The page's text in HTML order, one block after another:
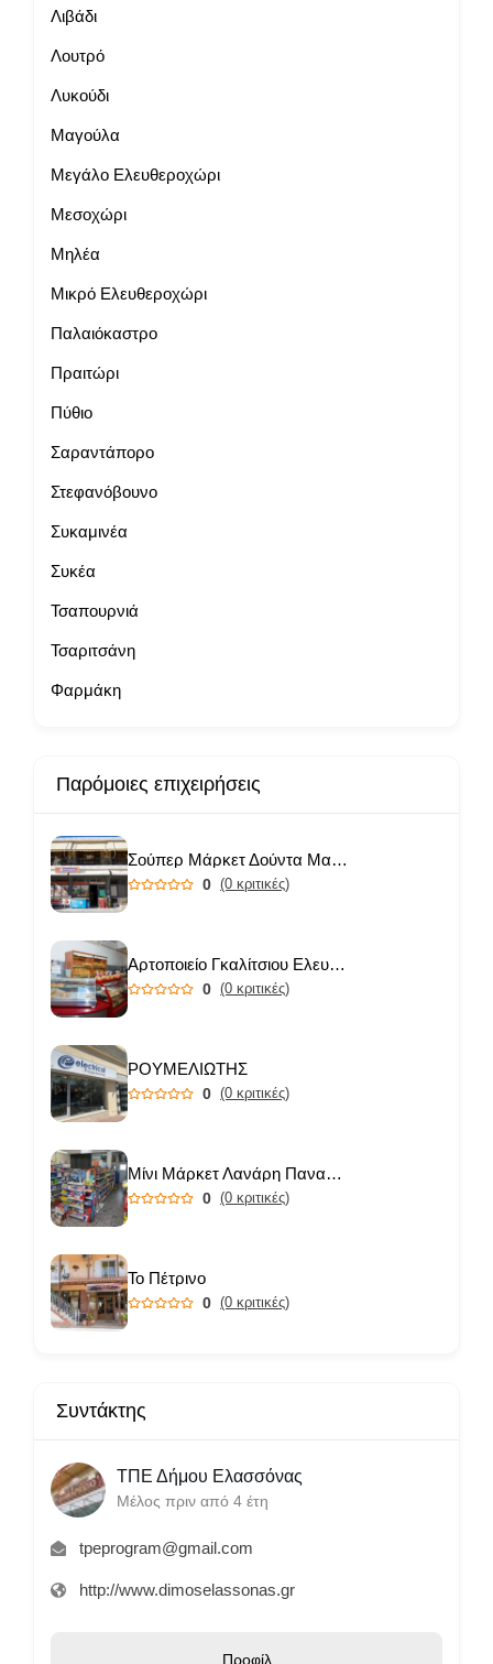
Λιβάδι
Λουτρό
Λυκούδι
Μαγούλα
Μεγάλο Ελευθεροχώρι
Μεσοχώρι
Μηλέα
Μικρό Ελευθεροχώρι
Παλαιόκαστρο
Πραιτώρι
Πύθιο
Σαραντάπορο
Στεφανόβουνο
Συκαμινέα
Συκέα
Τσαπουρνιά
Τσαριτσάνη
Φαρμάκη
Παρόμοιες επιχειρήσεις
Σούπερ Μάρκετ Δούντα Μαριάνθη
0 (0 κριτικές)
Αρτοποιείο Γκαλίτσιου Ελευθερία
0 (0 κριτικές)
ΡΟΥΜΕΛΙΩΤΗΣ
0 (0 κριτικές)
Μίνι Μάρκετ Λανάρη Παναγιώτα
0 (0 κριτικές)
Το Πέτρινο
0 (0 κριτικές)
Συντάκτης
ΤΠΕ Δήμου Ελασσόνας
Μέλος πριν από 4 έτη
tpeprogram@gmail.com
http://www.dimoselassonas.gr
Προφίλ